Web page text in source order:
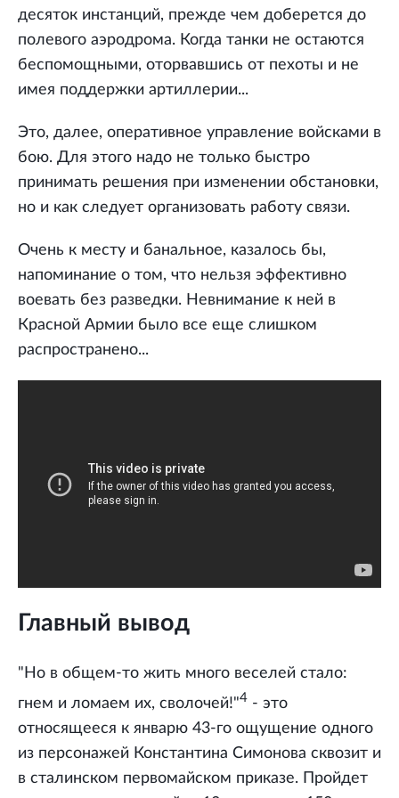
десяток инстанций, прежде чем доберется до
полевого аэродрома. Когда танки не остаются
беспомощными, оторвавшись от пехоты и не
имея поддержки артиллерии...
Это, далее, оперативное управление войсками в
бою. Для этого надо не только быстро
принимать решения при изменении обстановки,
но и как следует организовать работу связи.
Очень к месту и банальное, казалось бы,
напоминание о том, что нельзя эффективно
воевать без разведки. Невнимание к ней в
Красной Армии было все еще слишком
распространено...
Главный вывод
"Но в общем-то жить много веселей стало:
гнем и ломаем их, сволочей!"4 - это
относящееся к январю 43-го ощущение одного
из персонажей Константина Симонова сквозит и
в сталинском первомайском приказе. Пройдет